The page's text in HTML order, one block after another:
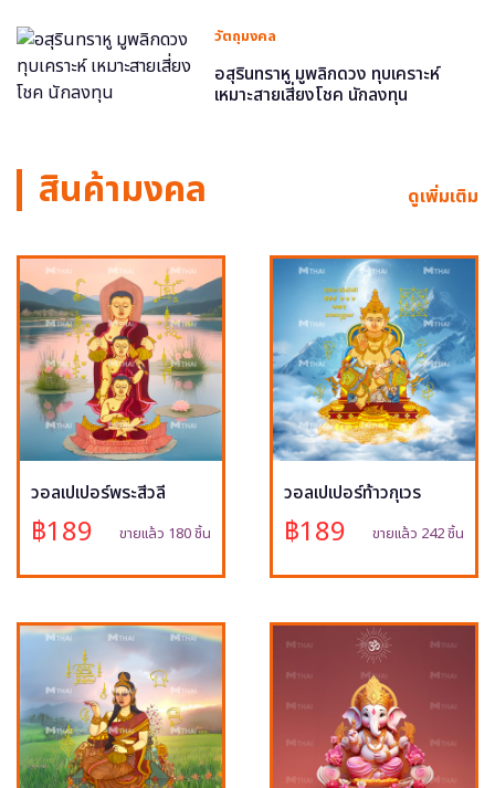
วัตถุมงคล
อสุรินทราหู มูพลิกดวง ทุบเคราะห์
เหมาะสายเสี่ยงโชค นักลงทุน
สินค้ามงคล ดูเพิ่มเติม
วอลเปเปอร์พระสีวลี
฿189 ขายแล้ว 180 ชิ้น
วอลเปเปอร์ท้าวกุเวร
฿189 ขายแล้ว 242 ชิ้น